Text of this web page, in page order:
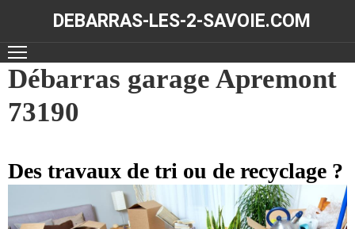
DEBARRAS-LES-2-SAVOIE.COM
ACCUEIL
DÉBARRAS
Débarras garage Apremont
73190
Des travaux de tri ou de recyclage ?